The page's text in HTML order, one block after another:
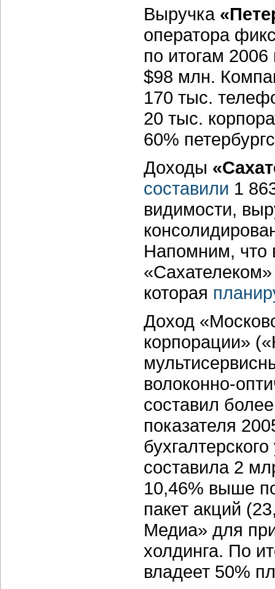
Выручка
оператора
по итогам
$98 млн.
170 тыс.
20 тыс.
60%
Доходы
составили 1
видимости,
Напомним, что
которая
Доход
корпорации»
волоконно-
составил
показателя
составила 2
10,46% выше
пакет акций
Медиа» для
холдинга. По
владеет 50%